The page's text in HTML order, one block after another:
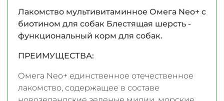
Лакомство мультивитаминное Омега Neo+ с
биотином для собак Блестящая шерсть -
функциональный корм для собак.
ПРЕИМУЩЕСТВА:
Омега Neo+ единственное отечественное
лакомство, содержащее в составе